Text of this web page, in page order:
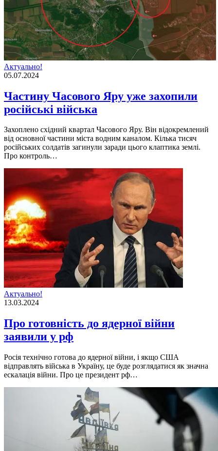
Актуально!
05.07.2024
Частину Часового Яру уже захопили
російські війська
Захоплено східний квартал Часового Яру. Він відокремлений
від основної частини міста водним каналом. Кілька тисяч
російських солдатів загинули заради цього клаптика землі.
Про контроль…
Актуально!
13.03.2024
Про готовність до ядерної війни
заявили у рф
Росія технічно готова до ядерної війни, і якщо США
відправлять війська в Україну, це буде розглядатися як значна
ескалація війни. Про це президент рф…